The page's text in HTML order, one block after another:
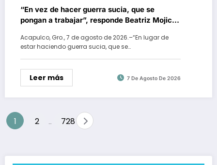
“En vez de hacer guerra sucia, que se
pongan a trabajar”, responde Beatriz Mojica
Acapulco, Gro., 7 de agosto de 2026.–“En lugar de
estar haciendo guerra sucia, que se…
Leer más 7 De Agosto De 2026
Paginación
1 2 … 728